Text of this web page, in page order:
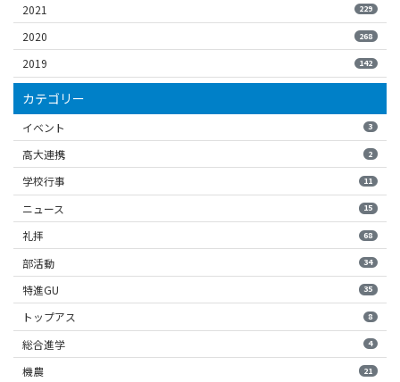
2021 229
2020 268
2019 142
カテゴリー
イベント 3
高大連携 2
学校行事 11
ニュース 15
礼拝 68
部活動 34
特進GU 35
トップアス 8
総合進学 4
機農 21